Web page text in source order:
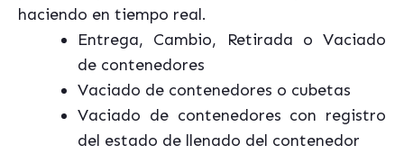
haciendo en tiempo real.
Entrega, Cambio, Retirada o Vaciado
de contenedores
Vaciado de contenedores o cubetas
Vaciado de contenedores con registro
del estado de llenado del contenedor